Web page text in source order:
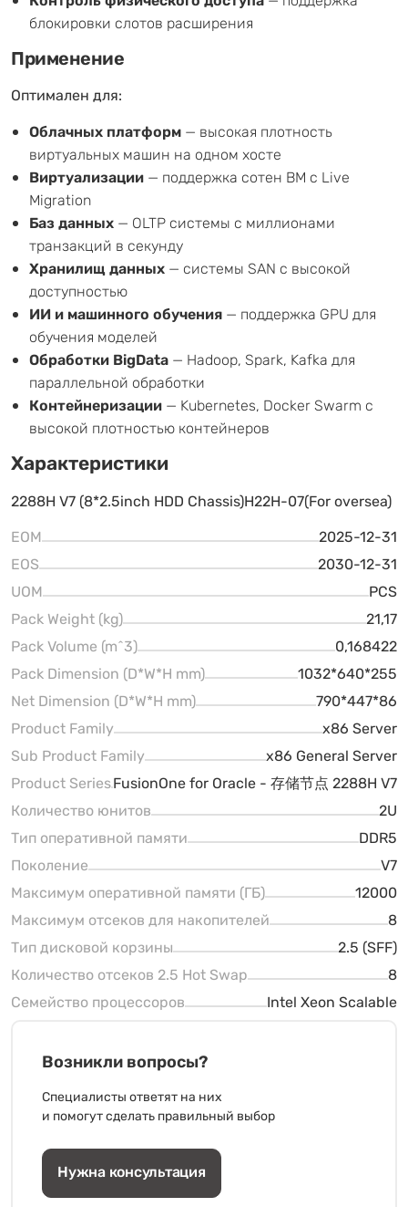
блокировки слотов расширения
Применение
Оптимален для:
Облачных платформ — высокая плотность
виртуальных машин на одном хосте
Виртуализации — поддержка сотен ВМ с Live
Migration
Баз данных — OLTP системы с миллионами
транзакций в секунду
Хранилищ данных — системы SAN с высокой
доступностью
ИИ и машинного обучения — поддержка GPU для
обучения моделей
Обработки BigData — Hadoop, Spark, Kafka для
параллельной обработки
Контейнеризации — Kubernetes, Docker Swarm с
высокой плотностью контейнеров
Характеристики
2288H V7 (8*2.5inch HDD Chassis)H22H-07(For oversea)
EOM
2025-12-31
EOS
2030-12-31
UOM
PCS
Pack Weight (kg)
21,17
Pack Volume (m^3)
0,168422
Pack Dimension (D*W*H mm)
1032*640*255
Net Dimension (D*W*H mm)
790*447*86
Product Family
x86 Server
Sub Product Family
x86 General Server
Product SeriesFusionOne for Oracle - 存储节点 2288H V7
Количество юнитов
2U
Тип оперативной памяти
DDR5
Поколение
V7
Максимум оперативной памяти (ГБ)
12000
Максимум отсеков для накопителей
8
Тип дисковой корзины
2.5 (SFF)
Количество отсеков 2.5 Hot Swap
8
Семейство процессоров
Intel Xeon Scalable
Возникли вопросы?
Специалисты ответят на них
и помогут сделать правильный выбор
Нужна консультация